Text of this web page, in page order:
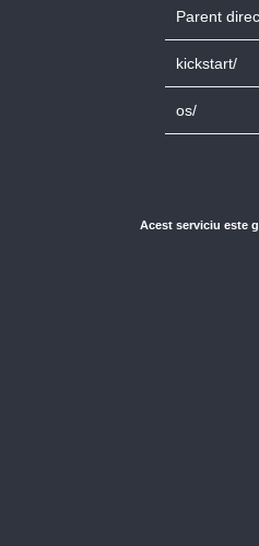
Parent
kickstart/
os/
Acest serviciu este